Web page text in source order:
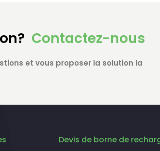
Contactez-nous
et vous proposer la solution la
Devis de borne de